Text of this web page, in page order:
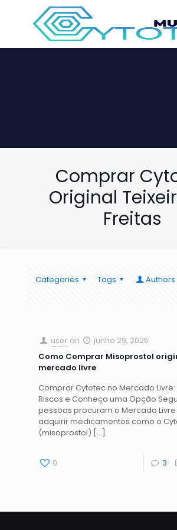
Comprar
Original
Freitas
Categories Tags
Authors
user on
junho 29, 2025
Como Comprar Misoprostol
mercado livre
Comprar Cytotec no Mercado Livre:
Riscos e Conheça uma Opção
pessoas procuram o Mercado
adquirir medicamentos como o
(misoprostol) […]
0 3